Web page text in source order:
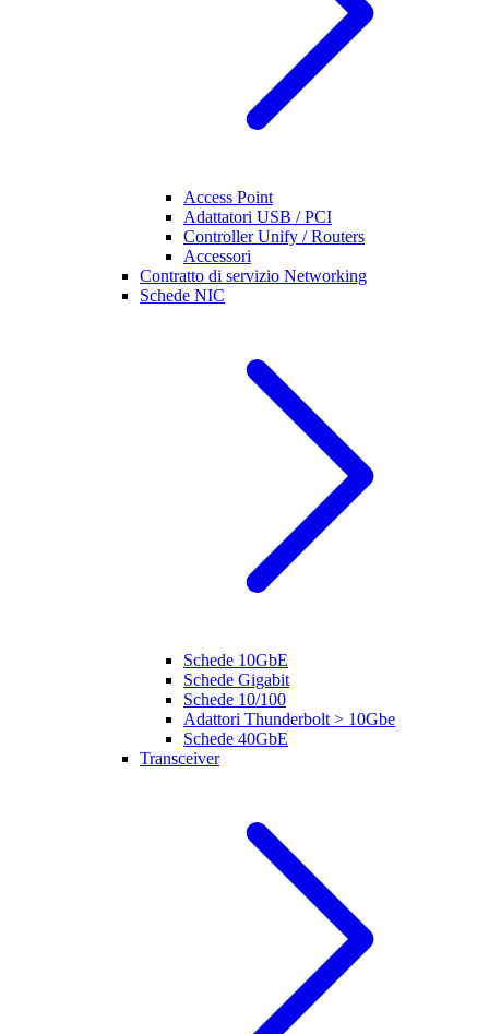
Access Point
Adattatori USB / PCI
Controller Unify / Routers
Accessori
Contratto di servizio Networking
Schede NIC
Schede 10GbE
Schede Gigabit
Schede 10/100
Adattori Thunderbolt > 10Gbe
Schede 40GbE
Transceiver